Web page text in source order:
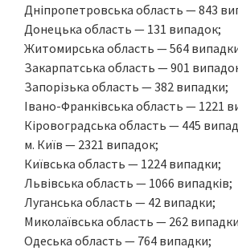
Дніпропетровська область — 843
Донецька область — 131 випадок;
Житомирська область — 564
Закарпатська область — 901
Запорізька область — 382 випадки;
Івано-Франківська область — 1221
Кіровоградська область — 445
м. Київ — 2321 випадок;
Київська область — 1224 випадки;
Львівська область — 1066 випадків;
Луганська область — 42 випадки;
Миколаївська область — 262
Одеська область — 764 випадки;